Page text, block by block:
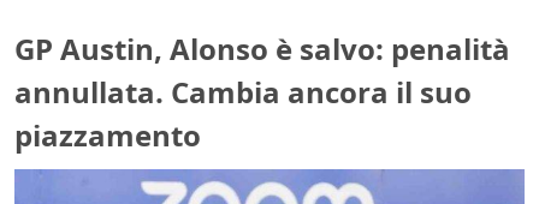
GP Austin, Alonso è salvo: penalità
annullata. Cambia ancora il suo
piazzamento